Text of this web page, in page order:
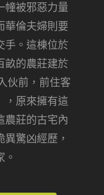
幢被邪惡力量
華倫夫婦則要
手。這棟位於
畝的農莊建於
伙前，前住客
，原來擁有這
農莊的古宅內
驚凶經歷，
。